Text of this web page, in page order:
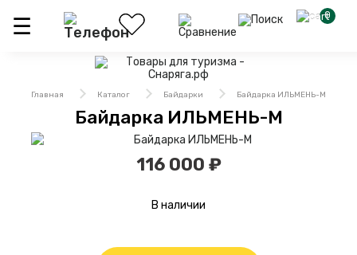
0
Главная Каталог Байдарки Байдарка ИЛЬМЕНЬ-М
Байдарка ИЛЬМЕНЬ-М
116 000 ₽
В наличии